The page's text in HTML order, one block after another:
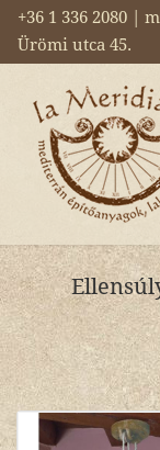
+36 1 336 2080 |
Ürömi utca 45.